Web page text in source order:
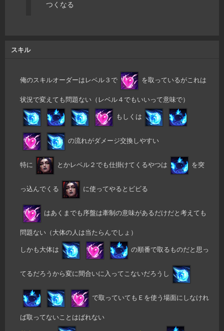
つくなる
スキル
俺のスキルオーダーはレベル３で を取っているがこれは
状況で変えても問題ない（レベル４でもいいって意味で）
もしくは
の流れがダメージ交換しやすい
特に とかレベル２でも仕掛けてくるやつは を突
っ込んでくる に使ってやるとビビる
はあくまでも序盤は牽制の意味があるだけだと考えても
問題ない（大体の人は当たらんでしょ）
しかも大体は
の順番で取るものだと思っ
てるだろうから変に間合いに入ってこないだろうし
で取っていてもＥを使う場面にしなけれ
ば取ってないことはばれない